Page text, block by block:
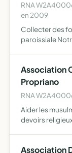
RNA
en 2009
Collecter des
paroissiale
Association
Propriano
RNA
Aider les
devoirs
Association